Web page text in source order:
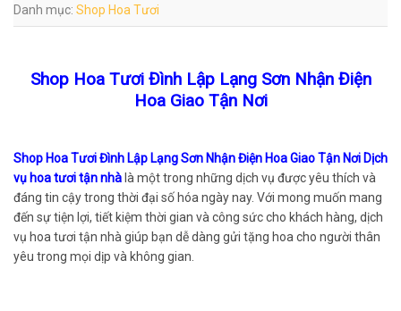
Danh mục: Shop Hoa Tươi
Shop Hoa Tươi Đình Lập Lạng Sơn Nhận Điện
Hoa Giao Tận Nơi
Shop Hoa Tươi Đình Lập Lạng Sơn Nhận Điện Hoa Giao Tận Nơi Dịch
vụ hoa tươi tận nhà là một trong những dịch vụ được yêu thích và
đáng tin cậy trong thời đại số hóa ngày nay. Với mong muốn mang
đến sự tiện lợi, tiết kiệm thời gian và công sức cho khách hàng, dịch
vụ hoa tươi tận nhà giúp bạn dễ dàng gửi tặng hoa cho người thân
yêu trong mọi dịp và không gian.